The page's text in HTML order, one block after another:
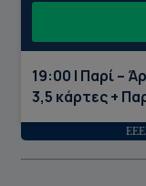
19:00 | Παρί –
3,5 κάρτες +